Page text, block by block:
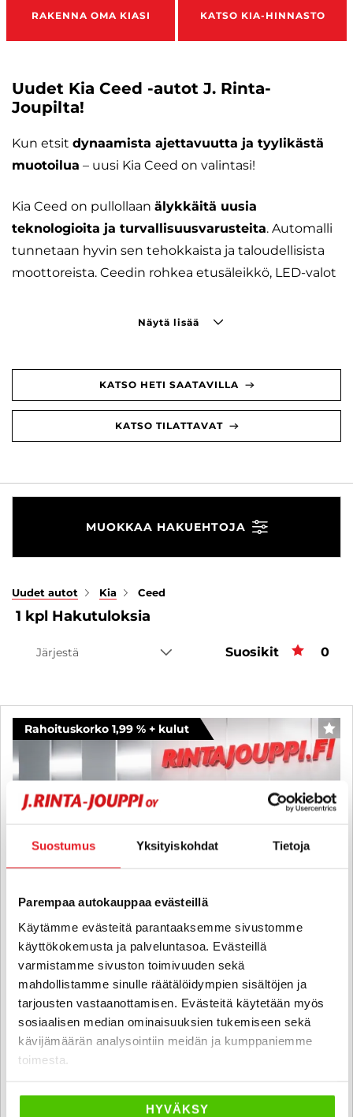
Suostumus Yksityiskohdat Tietoja
Parempaa autokauppaa evästeillä
Käytämme evästeitä parantaaksemme sivustomme
käyttökokemusta ja palveluntasoa. Evästeillä
varmistamme sivuston toimivuuden sekä
mahdollistamme sinulle räätälöidympien sisältöjen ja
tarjousten vastaanottamisen. Evästeitä käytetään myös
sosiaalisen median ominaisuuksien tukemiseen sekä
kävijämäärän analysointiin meidän ja kumppaniemme
toimesta.
HYVÄKSY
RAKENNA OMA KIASI KATSO KIA-HINNASTO
Uudet Kia Ceed -autot J. Rinta-
Joupilta!
Kun etsit dynaamista ajettavuutta ja tyylikästä
muotoilua – uusi Kia Ceed on valintasi!
Kia Ceed on pullollaan älykkäitä uusia
teknologioita ja turvallisuusvarusteita. Automalli
tunnetaan hyvin sen tehokkaista ja taloudellisista
moottoreista. Ceedin rohkea etusäleikkö, LED-valot
Näytä lisää
KATSO HETI SAATAVILLA
KATSO TILATTAVAT
MUOKKAA HAKUEHTOJA
Uudet autot Kia Ceed
1 kpl Hakutuloksia
Järjestä Suosikit 0
Rahoituskorko 1,99 % + kulut
Kia Ceed
1,0 T-GDI Mild-Hybrid 100hv LX DCT SW - KIINTEÄ 1,99% KORKO +
KULUT - Heti saatavilla!
2026 , Automaatti, Hybridi, 280 km
seinäjoki